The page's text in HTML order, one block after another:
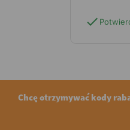
check
Chcę otrzymywać kody